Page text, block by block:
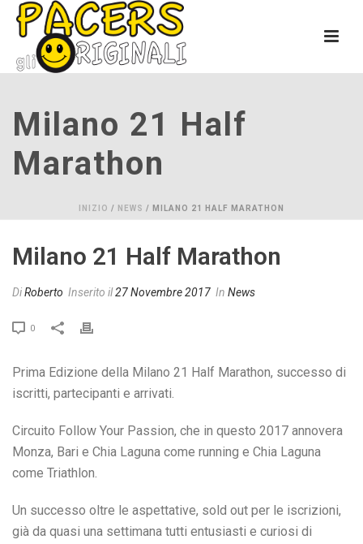
Milano 21 Half
Marathon
INIZIO / NEWS / MILANO 21 HALF MARATHON
Milano 21 Half Marathon
DiRoberto Inserito il27 Novembre 2017 In News
0
Prima Edizione della Milano 21 Half Marathon, successo di
iscritti, partecipanti e arrivati.
Circuito Follow Your Passion, che in questo 2017 annovera
Monza, Bari e Chia Laguna come running e Chia Laguna
come Triathlon.
Un successo oltre le aspettative, sold out per le iscrizioni,
già da quasi una settimana tutti entusiasti e curiosi di